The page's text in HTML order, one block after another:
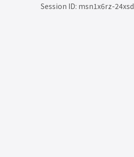
Session ID: msn1x6rz-